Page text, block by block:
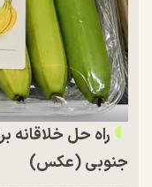
راه حل خلاقانه
جنوبی (عکس)